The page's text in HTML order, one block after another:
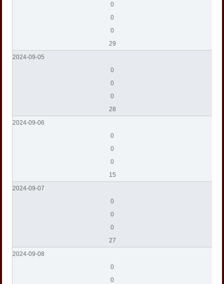
0
0
0
29
2024-09-05
0
0
0
28
2024-09-06
0
0
0
15
2024-09-07
0
0
0
27
2024-09-08
0
0